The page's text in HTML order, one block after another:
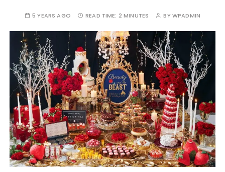
5 YEARS AGO READ TIME: 2 MINUTES BYWPADMIN